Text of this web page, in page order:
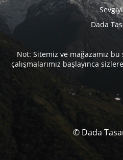
Dada
Not: Sitemiz ve mağazamız
çalışmalarımız başlayınca
© Dada